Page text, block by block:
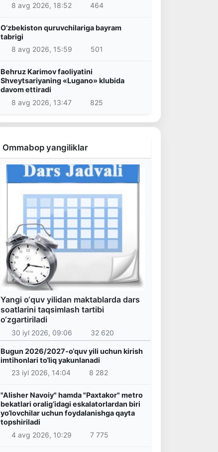
8 avg 2026, 18:52
464
O‘zbekiston quruvchilariga bayram
tabrigi
8 avg 2026, 15:59
501
Behruz Karimov faoliyatini
Shveytsariyaning «Lugano» klubida
davom ettiradi
8 avg 2026, 13:47
825
Ommabop yangiliklar
Yangi o‘quv yilidan maktablarda dars
soatlarini taqsimlash tartibi
o‘zgartiriladi
30 iyl 2026, 09:06 32 620
Bugun 2026/2027-o‘quv yili uchun kirish
imtihonlari to‘liq yakunlanadi
23 iyl 2026, 14:04
8 282
"Alisher Navoiy" hamda "Paxtakor" metro
bekatlari oralig‘idagi eskalatorlardan biri
yo‘lovchilar uchun foydalanishga qayta
topshiriladi
4 avg 2026, 10:29
7 775